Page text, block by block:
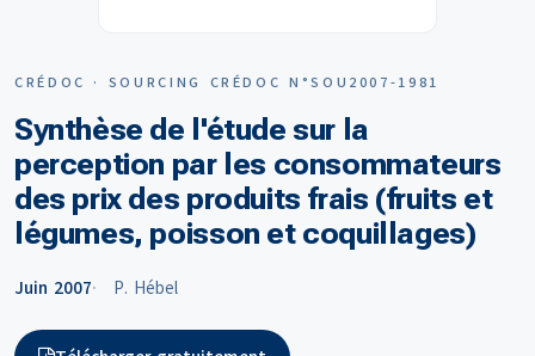
CRÉDOC · SOURCING CRÉDOC N°SOU2007-1981
Synthèse de l'étude sur la
perception par les consommateurs
des prix des produits frais (fruits et
légumes, poisson et coquillages)
Juin 2007 P. Hébel